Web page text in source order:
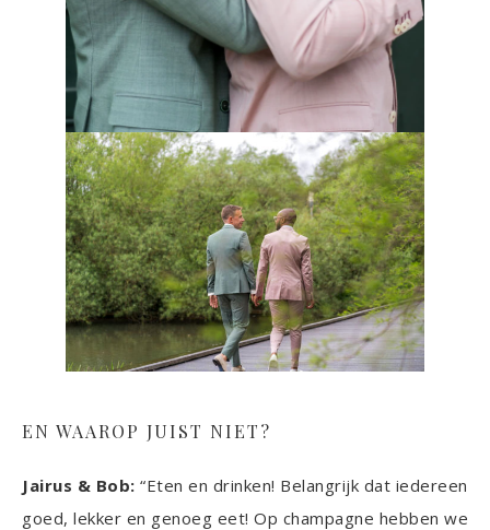
EN WAAROP JUIST NIET?
Jairus & Bob: “Eten en drinken! Belangrijk dat iedereen
goed, lekker en genoeg eet! Op champagne hebben we